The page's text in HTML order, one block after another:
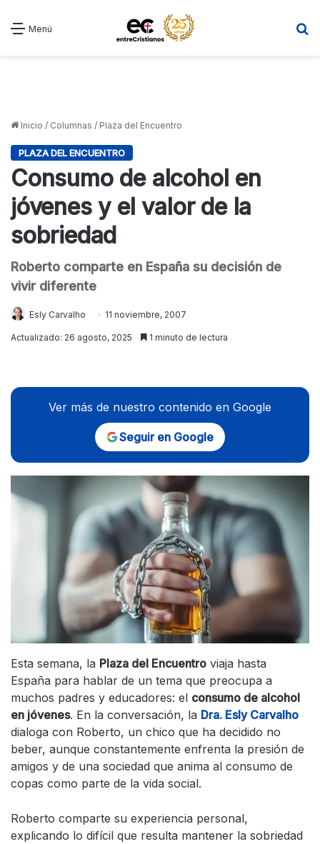
Menú
Inicio / Columnas / Plaza del Encuentro
PLAZA DEL ENCUENTRO
Consumo de alcohol en
jóvenes y el valor de la
sobriedad
Roberto comparte en España su decisión de
vivir diferente
Esly Carvalho 11 noviembre, 2007
Actualizado: 26 agosto, 2025 1 minuto de lectura
Ver más de nuestro contenido en Google
Seguir en Google
Esta semana, la Plaza del Encuentro viaja hasta
España para hablar de un tema que preocupa a
muchos padres y educadores: el consumo de alcohol
en jóvenes. En la conversación, la Dra. Esly Carvalho
dialoga con Roberto, un chico que ha decidido no
beber, aunque constantemente enfrenta la presión de
amigos y de una sociedad que anima al consumo de
copas como parte de la vida social.
Roberto comparte su experiencia personal,
explicando lo difícil que resulta mantener la sobriedad